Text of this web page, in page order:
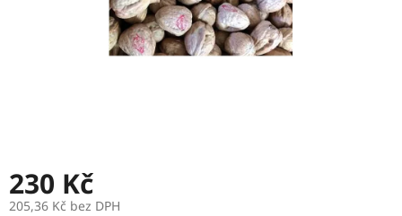
230 Kč
205,36 Kč bez DPH